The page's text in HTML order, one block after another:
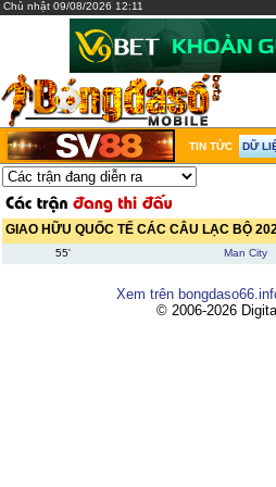
Chủ nhật 09/08/2026 12:11
TIN TỨC DỮ
GIAO HỮU QUỐC TẾ CÁC CÂU LẠC BỘ
55' Man City
Xem trên
© 2006-2026